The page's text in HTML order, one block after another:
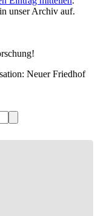
unser Archiv auf.
Neuer Friedhof